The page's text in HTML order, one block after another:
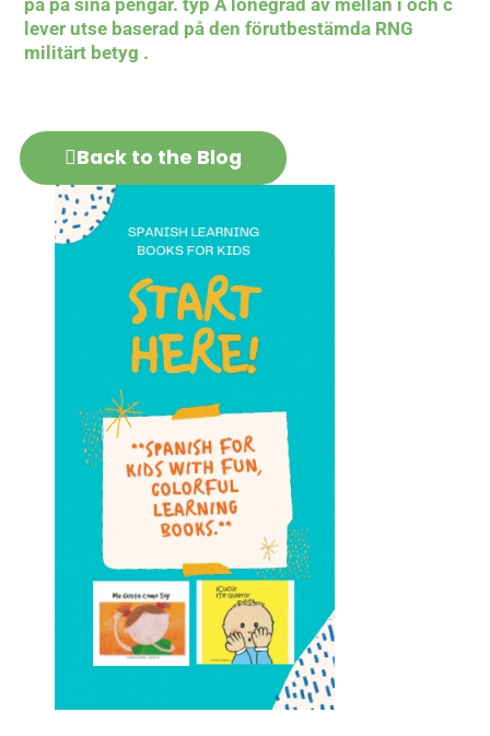
lever utse baserad på den förutbestämda RNG
militärt betyg .
Back to the Blog